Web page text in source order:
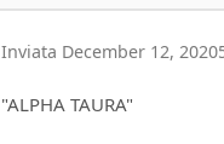
Inviata December 12, 2020
"ALPHA TAURA"